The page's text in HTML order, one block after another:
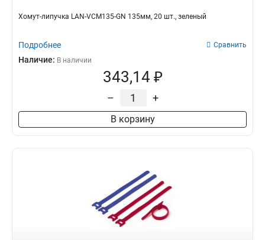
Хомут-липучка LAN-VCM135-GN 135мм, 20 шт., зеленый
Подробнее Сравнить
Наличие: В наличии
343,14 ₽
– +
В корзину